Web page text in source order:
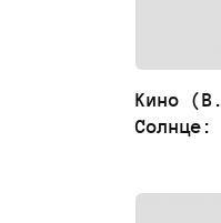
Кино
Солнце: